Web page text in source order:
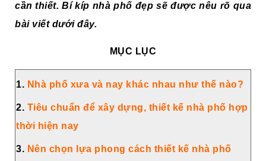
cần thiết. Bí kíp nhà phố đẹp sẽ được nêu rõ qua
bài viết dưới đây.
MỤC LỤC
1. Nhà phố xưa và nay khác nhau như thế nào?
2. Tiêu chuẩn để xây dựng, thiết kế nhà phố hợp
thời hiện nay
3. Nên chọn lựa phong cách thiết kế nhà phố